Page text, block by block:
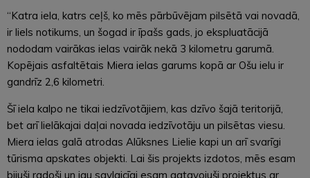
“Katra iela, katrs ceļš, ko mēs pārbūvējam pilsētā vai novadā,
ir liels notikums, un šogad ir īpašs gads, jo ekspluatācijā
nododam vairākas ielas vairāk nekā 3 kilometru garumā.
Kopējais asfaltētais Miera ielas garums kopā ar Ošu ielu ir
gandrīz 2,6 kilometri.
Šī iela kalpo ne tikai iedzīvotājiem, kas dzīvo šajā teritorijā,
bet arī lielākajai daļai novada iedzīvotāju un pilsētas viesu.
Miera ielas galā atrodas Alūksnes Lielie kapi un arī svarīgi
tūrisma apskates objekti. Lai šis projekts izdotos, mēs esam
bijuši radoši un jau savlaicīgi esam gatavojuši projektus ar